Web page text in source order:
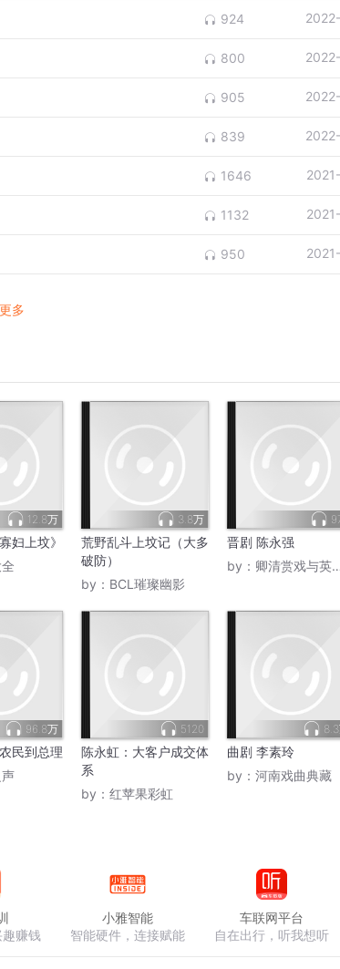
924
800
905
839
1646
1132
950
多
12.8万
妇上坟》
3.8万
荒野乱斗上坟记（大多
破防）
by： BCL璀璨幽影
晋剧 陈永强
by： 卿清赏戏与英语教学
96.8万
民到总理
5120
陈永虹：大客户成交体
系
by： 红苹果彩虹
曲剧 李素玲
by： 河南戏曲典藏
赚钱
小雅智能
智能硬件，连接赋能
车联网平台
自在出行，听我想听